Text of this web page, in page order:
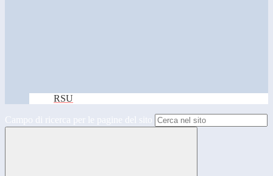
RSU
Campo di ricerca per le pagine del sito